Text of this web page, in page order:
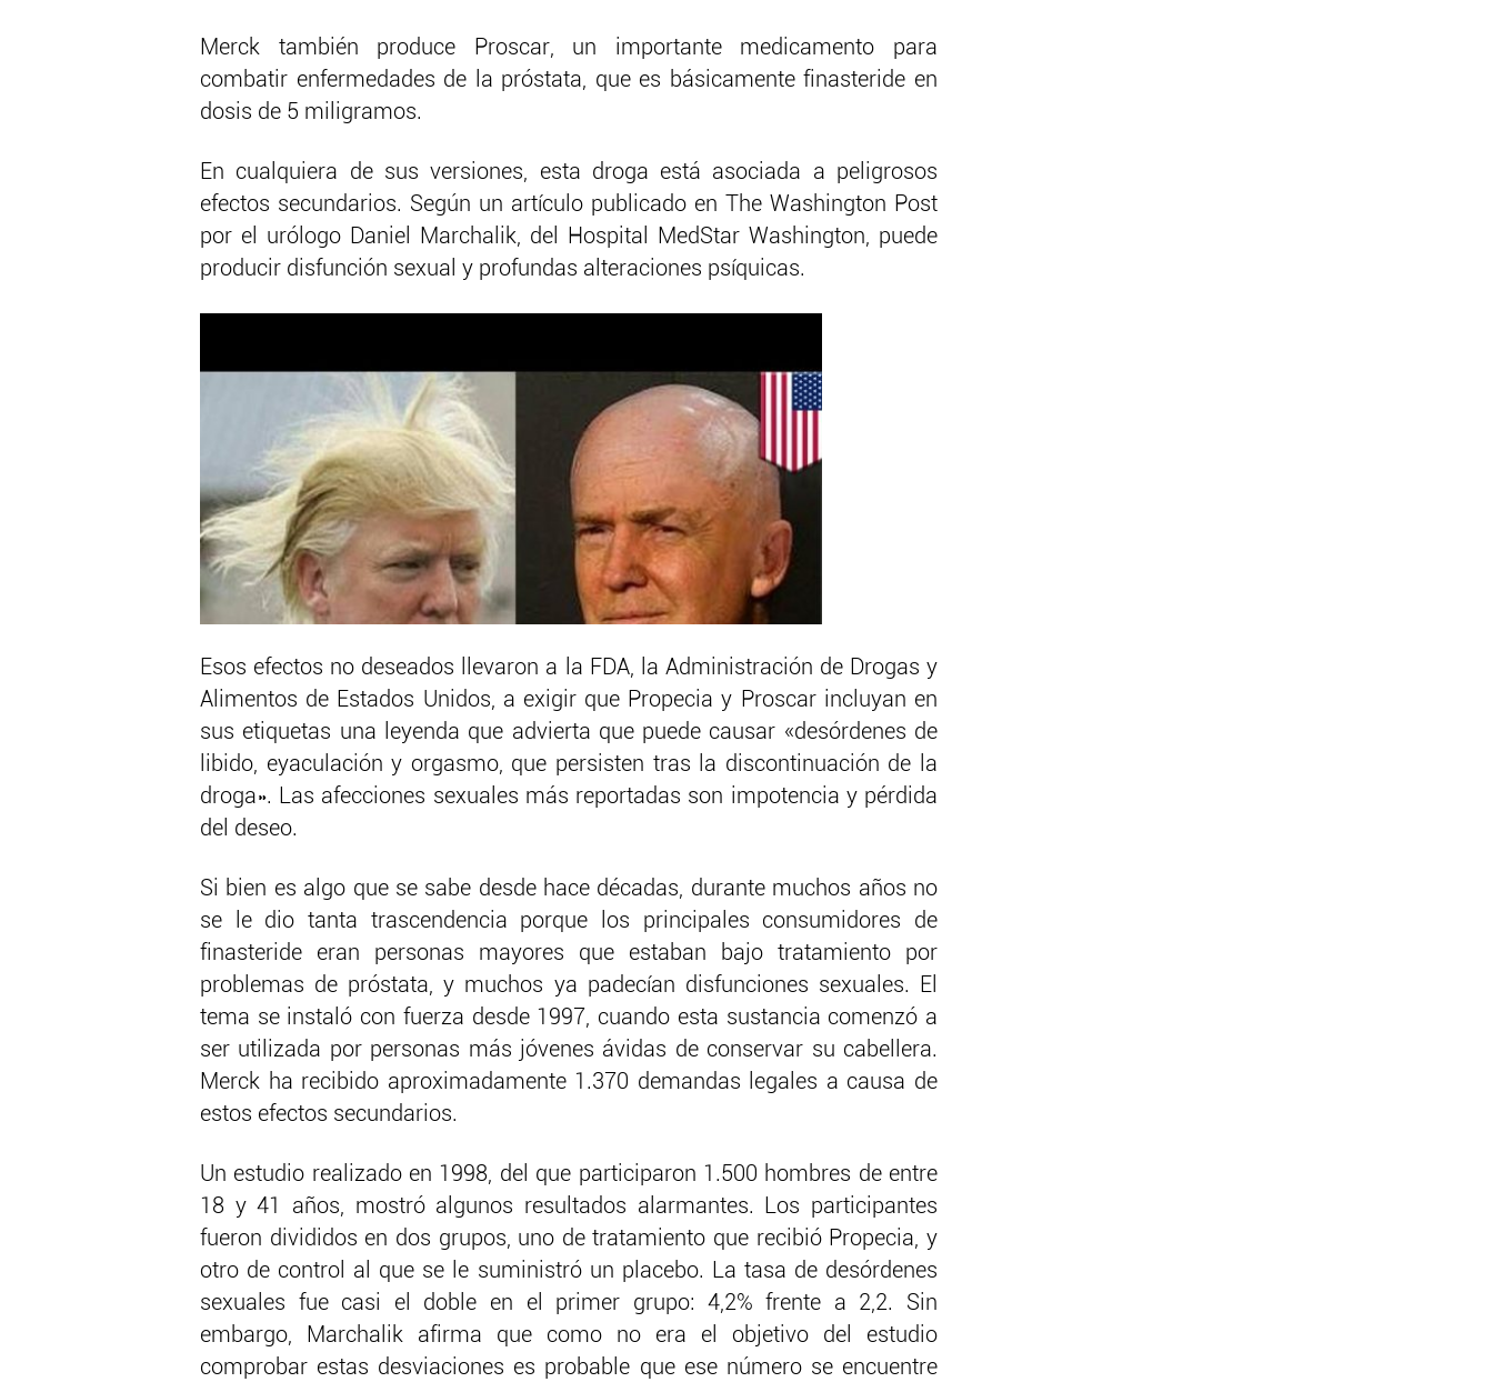
Merck también produce Proscar, un importante medicamento para
combatir enfermedades de la próstata, que es básicamente finasteride en
dosis de 5 miligramos.
En cualquiera de sus versiones, esta droga está asociada a peligrosos
efectos secundarios. Según un artículo publicado en The Washington Post
por el urólogo Daniel Marchalik, del Hospital MedStar Washington, puede
producir disfunción sexual y profundas alteraciones psíquicas.
Esos efectos no deseados llevaron a la FDA, la Administración de Drogas y
Alimentos de Estados Unidos, a exigir que Propecia y Proscar incluyan en
sus etiquetas una leyenda que advierta que puede causar «desórdenes de
libido, eyaculación y orgasmo, que persisten tras la discontinuación de la
droga». Las afecciones sexuales más reportadas son impotencia y pérdida
del deseo.
Si bien es algo que se sabe desde hace décadas, durante muchos años no
se le dio tanta trascendencia porque los principales consumidores de
finasteride eran personas mayores que estaban bajo tratamiento por
problemas de próstata, y muchos ya padecían disfunciones sexuales. El
tema se instaló con fuerza desde 1997, cuando esta sustancia comenzó a
ser utilizada por personas más jóvenes ávidas de conservar su cabellera.
Merck ha recibido aproximadamente 1.370 demandas legales a causa de
estos efectos secundarios.
Un estudio realizado en 1998, del que participaron 1.500 hombres de entre
18 y 41 años, mostró algunos resultados alarmantes. Los participantes
fueron divididos en dos grupos, uno de tratamiento que recibió Propecia, y
otro de control al que se le suministró un placebo. La tasa de desórdenes
sexuales fue casi el doble en el primer grupo: 4,2% frente a 2,2. Sin
embargo, Marchalik afirma que como no era el objetivo del estudio
comprobar estas desviaciones es probable que ese número se encuentre